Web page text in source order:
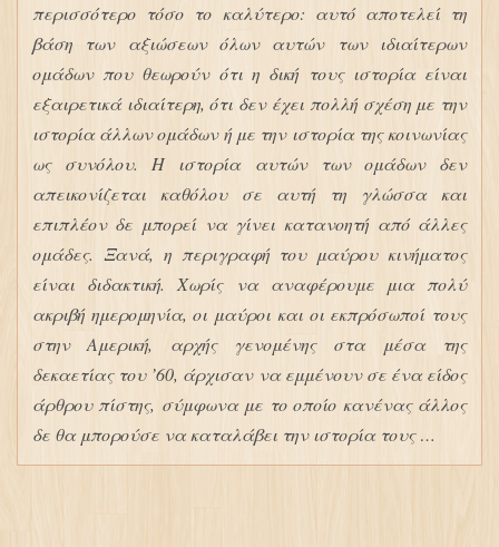
περισσότερο τόσο το καλύτερο: αυτό αποτελεί τη
βάση των αξιώσεων όλων αυτών των ιδιαίτερων
ομάδων που θεωρούν ότι η δική τους ιστορία είναι
εξαιρετικά ιδιαίτερη, ότι δεν έχει πολλή σχέση με την
ιστορία άλλων ομάδων ή με την ιστορία της κοινωνίας
ως συνόλου. Η ιστορία αυτών των ομάδων δεν
απεικονίζεται καθόλου σε αυτή τη γλώσσα και
επιπλέον δε μπορεί να γίνει κατανοητή από άλλες
ομάδες. Ξανά, η περιγραφή του μαύρου κινήματος
είναι διδακτική. Χωρίς να αναφέρουμε μια πολύ
ακριβή ημερομηνία, οι μαύροι και οι εκπρόσωποί τους
στην Αμερική, αρχής γενομένης στα μέσα της
δεκαετίας του ’60, άρχισαν να εμμένουν σε ένα είδος
άρθρου πίστης, σύμφωνα με το οποίο κανένας άλλος
δε θα μπορούσε να καταλάβει την ιστορία τους …